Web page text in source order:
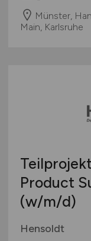
Münster,
Main, Karlsruhe
Product
(w/m/d)
Hensoldt